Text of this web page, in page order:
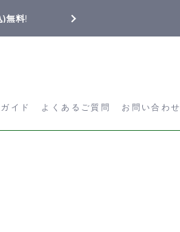
)無料!
イド よくあるご質問 お問い合わせ
用ガイド よくあるご質問